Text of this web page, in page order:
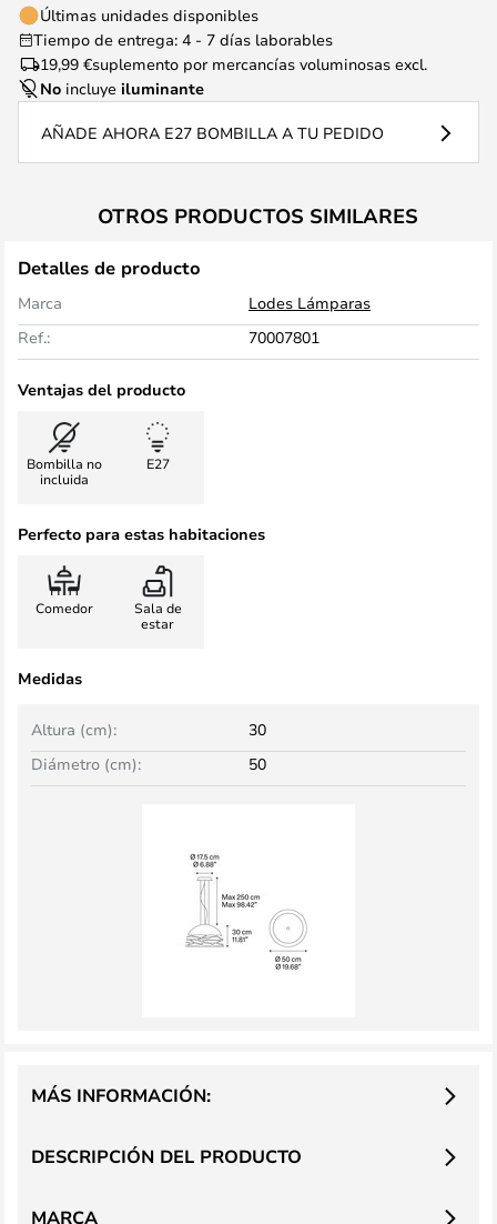
Últimas unidades disponibles
Tiempo de entrega: 4 - 7 días laborables
19,99 €suplemento por mercancías voluminosas excl.
No incluye iluminante
AÑADE AHORA E27 BOMBILLA A TU PEDIDO
OTROS PRODUCTOS SIMILARES
Detalles de producto
Marca
Lodes Lámparas
Ref.:
70007801
Ventajas del producto
Bombilla no
incluida
E27
Perfecto para estas habitaciones
Comedor
Sala de
estar
Medidas
Altura (cm):
30
Diámetro (cm):
50
DESCRIPCIÓN DEL PRODUCTO
MÁS INFORMACIÓN:
MARCA